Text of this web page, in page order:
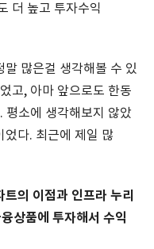
더 높고 투자수익
많은걸 생각해볼 수 있
고, 아마 앞으로도 한동
평소에 생각해보지 않았
었다. 최근에 제일 많
의 이점과 인프라 누리
상품에 투자해서 수익